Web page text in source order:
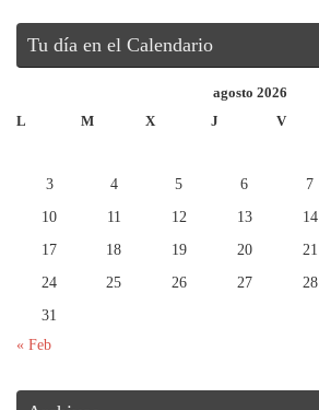
Tu día en el Calendario
agosto 2026
L
M X J V
3
4 5 6 7
10
11 12 13 14
17
18 19 20 21
24
25 26 27 28
31
« Feb